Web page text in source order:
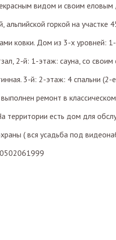
видом и своим
альпийской горкой на
ковки. Дом из 3-х уровней:
2-й: 1-этаж: сауна, со
3-й: 2-этаж: 4 спальни (2-
ремонт в
территории есть дом для
( вся усадьба под